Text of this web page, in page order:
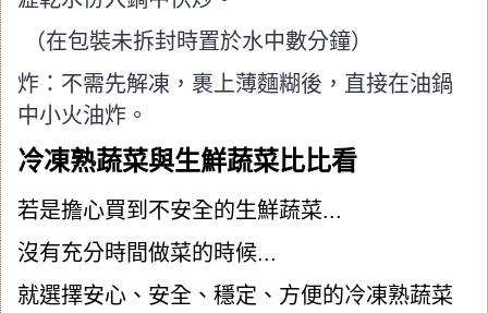
（在包裝未拆封時置於水中數分鐘）
炸：不需先解凍，裹上薄麵糊後，直接在油鍋
中小火油炸。
冷凍熟蔬菜與生鮮蔬菜比比看
若是擔心買到不安全的生鮮蔬菜...
沒有充分時間做菜的時候...
就選擇安心、安全、穩定、方便的冷凍熟蔬菜